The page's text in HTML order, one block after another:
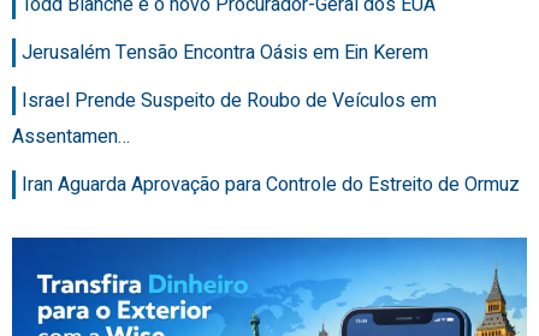
Jerusalém Tensão Encontra Oásis em Ein Kerem
Israel Prende Suspeito de Roubo de Veículos em
Assentamen…
Iran Aguarda Aprovação para Controle do Estreito de Ormuz